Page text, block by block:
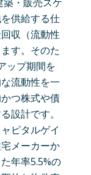
供給する仕
収（流動性
す。そのた
ップ期間を
流動性を一
つ株式や債
設計です。
ピタルゲイ
メーカーか
年率5.5%の